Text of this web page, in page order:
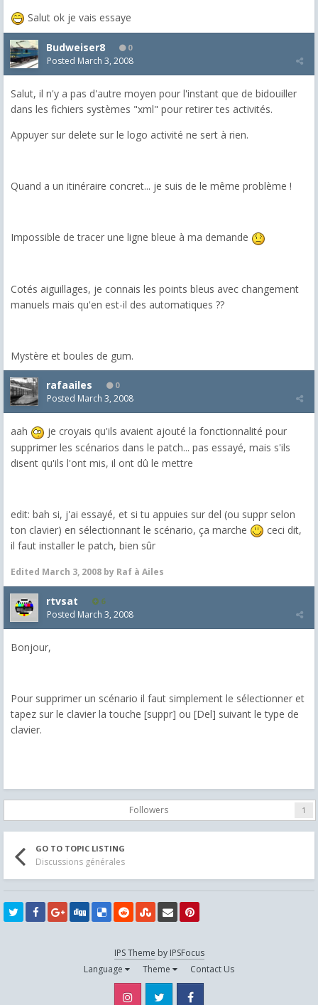
Salut ok je vais essaye
Budweiser8 0
Posted March 3, 2008
Salut, il n'y a pas d'autre moyen pour l'instant que de bidouiller
dans les fichiers systèmes "xml" pour retirer tes activités.
Appuyer sur delete sur le logo activité ne sert à rien.
Quand a un itinéraire concret... je suis de le même problème !
Impossible de tracer une ligne bleue à ma demande
Cotés aiguillages, je connais les points bleus avec changement
manuels mais qu'en est-il des automatiques ??
Mystère et boules de gum.
rafaailes 0
Posted March 3, 2008
aah
je croyais qu'ils avaient ajouté la fonctionnalité pour
supprimer les scénarios dans le patch... pas essayé, mais s'ils
disent qu'ils l'ont mis, il ont dû le mettre
edit: bah si, j'ai essayé, et si tu appuies sur del (ou suppr selon
ton clavier) en sélectionnant le scénario, ça marche
ceci dit,
il faut installer le patch, bien sûr
Edited March 3, 2008 by Raf à Ailes
rtvsat 6
Posted March 3, 2008
Bonjour,
Pour supprimer un scénario il faut simplement le sélectionner et
tapez sur le clavier la touche [suppr] ou [Del] suivant le type de
clavier.
Followers 1
GO TO TOPIC LISTING
Discussions générales
IPS Theme by IPSFocus
Language
Theme Contact Us
Instagram Twitter